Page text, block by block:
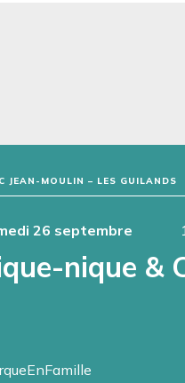
JEAN-MOULIN – LES GUILANDS
26 septembre
nique &